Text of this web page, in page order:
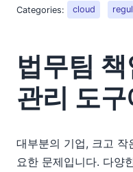
Categories: cloud
법무팀
관리 도
대부분의 기업, 크고
요한 문제입니다. 다양